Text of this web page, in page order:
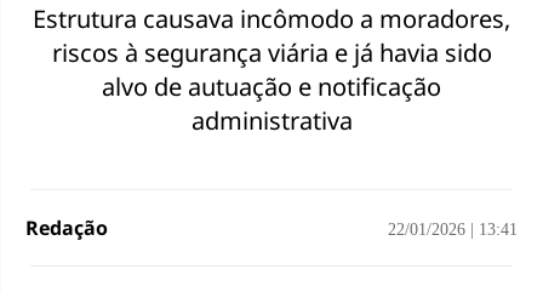
Estrutura causava incômodo a moradores,
riscos à segurança viária e já havia sido
alvo de autuação e notificação
administrativa
Redação 22/01/2026 13:41